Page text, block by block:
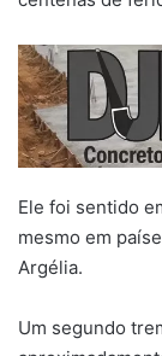
Ele foi sentido
mesmo em
Argélia.
Um segundo